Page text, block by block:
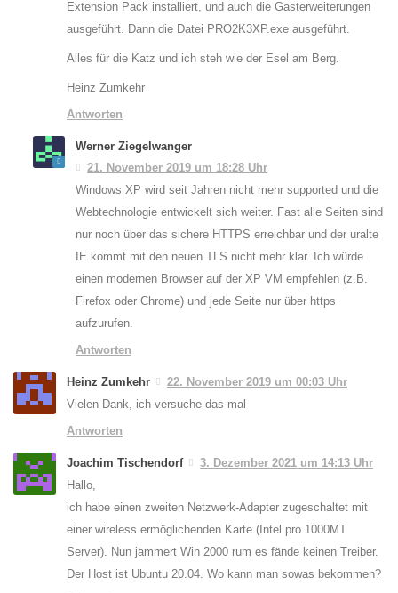
Extension Pack installiert, und auch die Gasterweiterungen
ausgeführt. Dann die Datei PRO2K3XP.exe ausgeführt.
Alles für die Katz und ich steh wie der Esel am Berg.
Heinz Zumkehr
Antworten
Werner Ziegelwanger
21. November 2019 um 18:28 Uhr
Windows XP wird seit Jahren nicht mehr supported und die
Webtechnologie entwickelt sich weiter. Fast alle Seiten sind
nur noch über das sichere HTTPS erreichbar und der uralte
IE kommt mit den neuen TLS nicht mehr klar. Ich würde
einen modernen Browser auf der XP VM empfehlen (z.B.
Firefox oder Chrome) und jede Seite nur über https
aufzurufen.
Antworten
Heinz Zumkehr
22. November 2019 um 00:03 Uhr
Vielen Dank, ich versuche das mal
Antworten
Joachim Tischendorf
3. Dezember 2021 um 14:13 Uhr
Hallo,
ich habe einen zweiten Netzwerk-Adapter zugeschaltet mit
einer wireless ermöglichenden Karte (Intel pro 1000MT
Server). Nun jammert Win 2000 rum es fände keinen Treiber.
Der Host ist Ubuntu 20.04. Wo kann man sowas bekommen?